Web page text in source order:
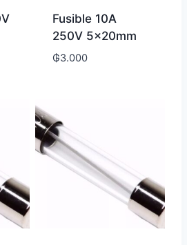
Fusible 10A
250V 5x20mm
₲3.000